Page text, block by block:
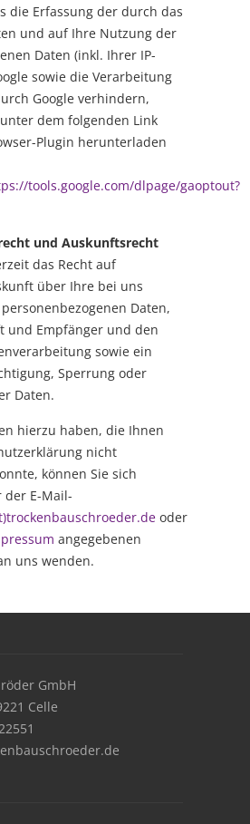
die Erfassung der durch das
und auf Ihre Nutzung der
Daten (inkl. Ihrer IP-
sowie die Verarbeitung
Google verhindern,
dem folgenden Link
Plugin herunterladen
tools.google.com/dlpage/gaoptout?
und Auskunftsrecht
das Recht auf
über Ihre bei uns
Daten,
und Empfänger und den
sowie ein
Sperrung oder
Daten.
hierzu haben, die Ihnen
nicht
können Sie sich
E-Mail-
oder
angegebenen
uns wenden.
GmbH
Celle